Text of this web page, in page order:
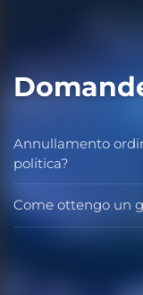
Annullamento
politica?
Come ottengo un